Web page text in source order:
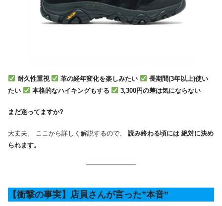
耐久性重視 革の経年変化を楽しみたい
長期間(3年以上)使い
たい
本格的なハイキングもする 3,300円の差は気にならない
まだ迷ってますか?
大丈夫。 ここから詳しく解説するので、 読み終わる頃には 絶対に決め
られます。
【衝撃の事実】店員さんが言った”本音”